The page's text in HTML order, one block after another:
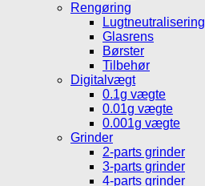
Rengøring
Lugtneutralisering
Glasrens
Børster
Tilbehør
Digitalvægt
0.1g vægte
0.01g vægte
0.001g vægte
Grinder
2-parts grinder
3-parts grinder
4-parts grinder